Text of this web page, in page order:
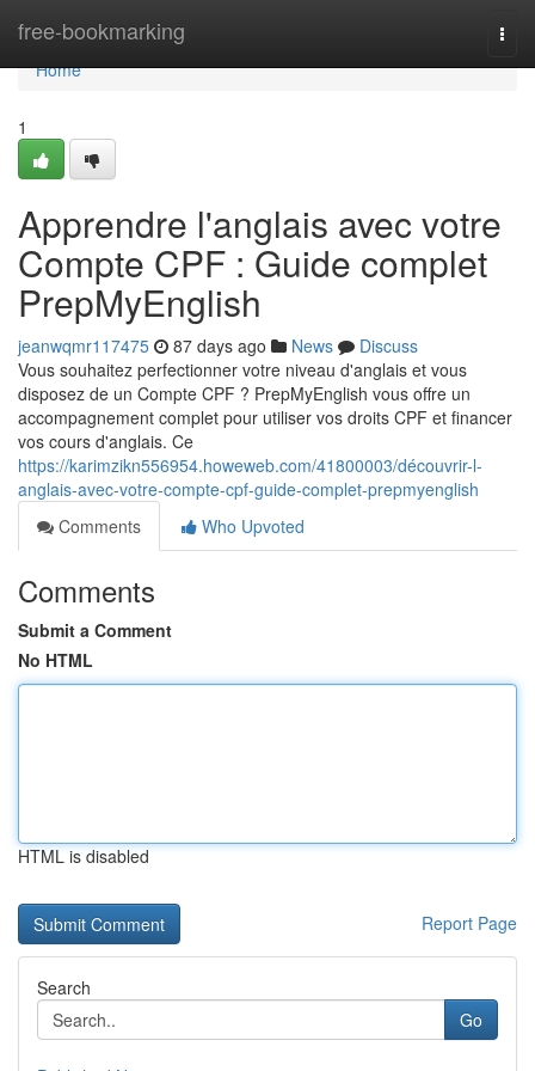
free-bookmarking
Home
Home
1
Apprendre l'anglais avec votre
Compte CPF : Guide complet
PrepMyEnglish
jeanwqmr117475 87 days ago News
Discuss
Vous souhaitez perfectionner votre niveau d'anglais et vous
disposez de un Compte CPF ? PrepMyEnglish vous offre un
accompagnement complet pour utiliser vos droits CPF et financer
vos cours d'anglais. Ce
https://karimzikn556954.howeweb.com/41800003/découvrir-l-
anglais-avec-votre-compte-cpf-guide-complet-prepmyenglish
Comments
Who Upvoted
Comments
Submit a Comment
No HTML
HTML is disabled
Report Page
Search
Go